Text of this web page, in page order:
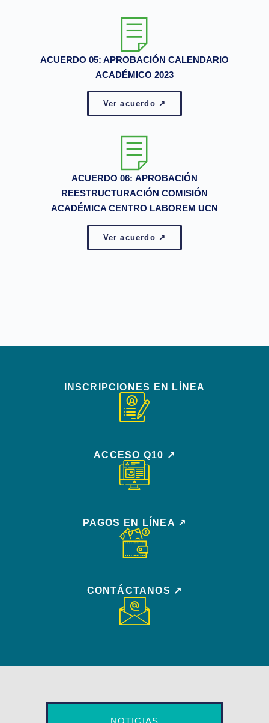
ACUERDO 05: APROBACIÓN CALENDARIO
ACADÉMICO 2023
Ver acuerdo ↗
ACUERDO 06: APROBACIÓN
REESTRUCTURACIÓN COMISIÓN
ACADÉMICA CENTRO LABOREM UCN
Ver acuerdo ↗
INSCRIPCIONES EN LÍNEA
ACCESO Q10 ↗
PAGOS EN LÍNEA ↗
CONTÁCTANOS ↗
NOTICIAS